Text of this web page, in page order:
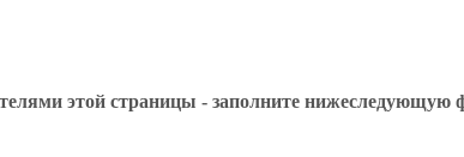
этой страницы - заполните